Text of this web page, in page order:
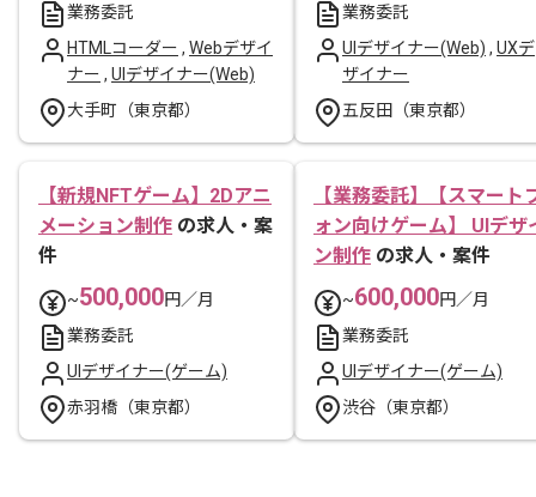
業務委託
HTMLコーダー , Webデザイ
ナー , UIデザイナー(Web)
大手町（東京都）
業務委託
UIデザイナー(Web) , UXデ
ザイナー
五反田（東京都）
【新規NFTゲーム】2Dアニ
メーション制作 の求人・案
件
~500,000円／月
業務委託
UIデザイナー(ゲーム)
赤羽橋（東京都）
【業務委託】【スマート
ォン向けゲーム】 UIデザ
ン制作 の求人・案件
~600,000円／月
業務委託
UIデザイナー(ゲーム)
渋谷（東京都）